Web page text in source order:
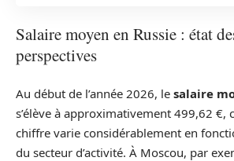
Salaire moyen en Russie : état
perspectives
Au début de l’année 2026, le salaire
s’élève à approximativement 499,62 €,
chiffre varie considérablement en
du secteur d’activité. À Moscou, par